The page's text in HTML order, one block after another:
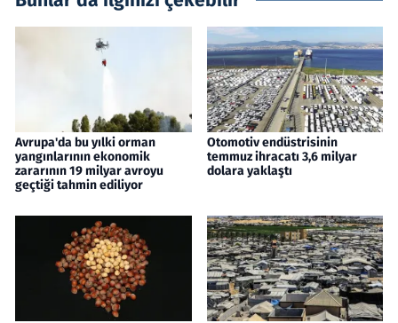
Avrupa'da bu yılki orman
yangınlarının ekonomik
zararının 19 milyar avroyu
geçtiği tahmin ediliyor
Otomotiv endüstrisinin
temmuz ihracatı 3,6 milyar
dolara yaklaştı